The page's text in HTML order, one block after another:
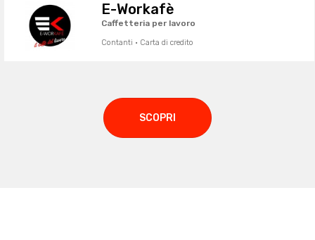
E-Workafè
Caffetteria per lavoro
Contanti · Carta di credito
SCOPRI